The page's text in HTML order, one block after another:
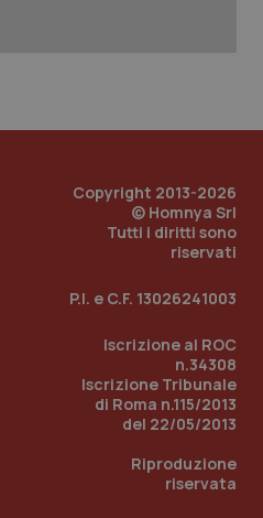
Copyright 2013-2026
© Homnya Srl
Tutti i diritti sono
riservati
P.I. e C.F. 13026241003
Iscrizione al ROC
n.34308
Iscrizione Tribunale
di Roma n.115/2013
del 22/05/2013
Riproduzione
riservata
mese